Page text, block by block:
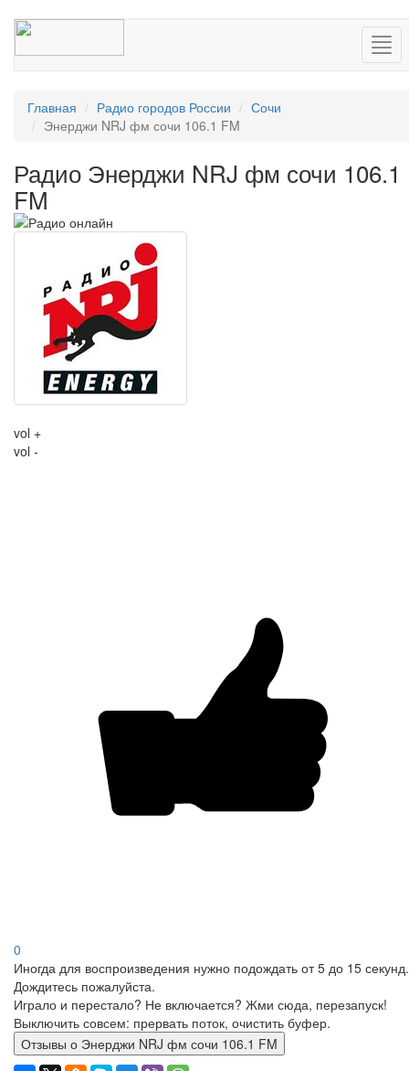
Главная Радио городов России
Сочи
Энерджи NRJ фм сочи 106.1 FM
Радио Энерджи NRJ фм сочи 106.1
FM
vol +
vol -
0
Иногда для воспроизведения нужно подождать от 5 до 15 секунд.
Дождитесь пожалуйста.
Играло и перестало? Не включается? Жми сюда, перезапуск!
Выключить совсем: прервать поток, очистить буфер.
Отзывы о Энерджи NRJ фм сочи 106.1 FM